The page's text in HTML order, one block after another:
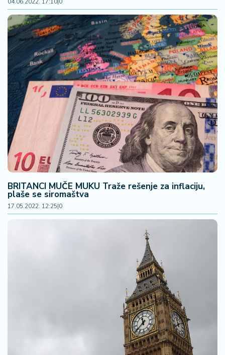
04.06.2022. 17:10|0
BRITANCI MUČE MUKU Traže rešenje za inflaciju,
plaše se siromaštva
17.05.2022. 12:25|0